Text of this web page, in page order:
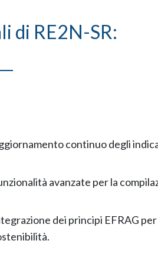
di RE2N-SR:
continuo degli
avanzate per la
dei principi EFRAG